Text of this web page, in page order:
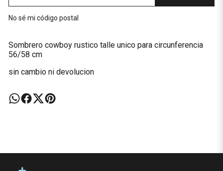
No sé mi código postal
Sombrero cowboy rustico talle unico para circunferencia
56/58 cm
sin cambio ni devolucion